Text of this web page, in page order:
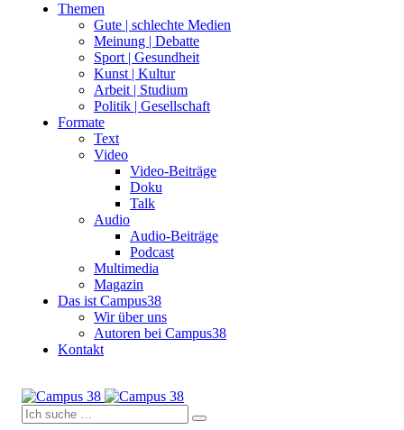
Themen
Gute | schlechte Medien
Meinung | Debatte
Sport | Gesundheit
Kunst | Kultur
Arbeit | Studium
Politik | Gesellschaft
Formate
Text
Video
Video-Beiträge
Doku
Talk
Audio
Audio-Beiträge
Podcast
Multimedia
Magazin
Das ist Campus38
Wir über uns
Autoren bei Campus38
Kontakt